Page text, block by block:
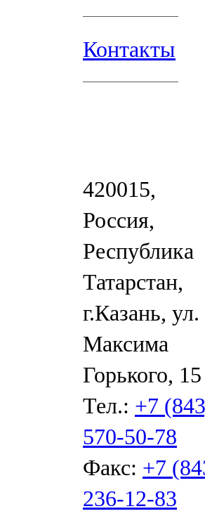
Контакты
420015,
Россия,
Республика
Татарстан,
г.Казань, ул.
Максима
Горького, 15
Тел.: +7
570-50-78
Факс: +7
236-12-83